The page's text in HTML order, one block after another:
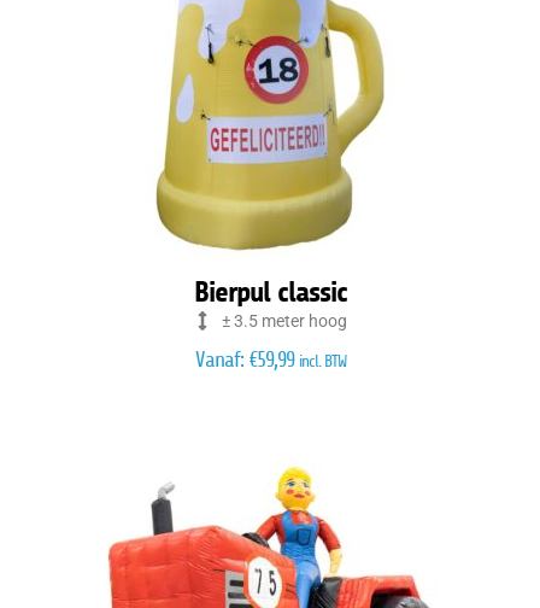
Bierpul classic
± 3.5 meter hoog
Vanaf: €59,99 incl. BTW